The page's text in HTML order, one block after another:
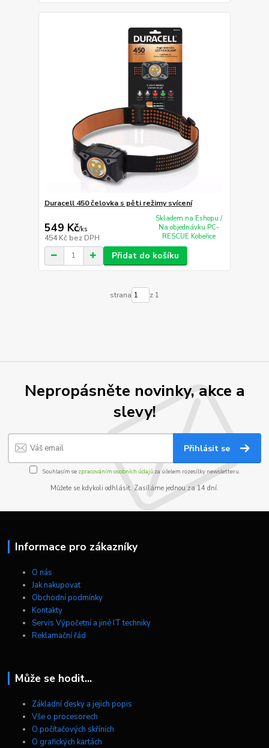
Duracell 450 čelovka s pěti režimy svícení
549 Kč/ks
454 Kč bez DPH
Skladem na Eshopu /
Na objednávku PC-
RESCUE Kobeřice
Přidat do košíku
strana z 1
Nepropásněte novinky, akce a
slevy!
Přihlásit se
Souhlasím se zpracováním osobních údajůza účelem rozesílky newsletteru.
Můžete se kdykoli odhlásit. Zasíláme jednou za 14 dní.
Informace pro zákazníky
O nás
Jak nakupovat
Obchodní podmínky
Kontakty
Servis Výpočetní a jiné IT techniky
Reklamační řád
Může se hodit...
Základní desky a jejich popis
Vše o procesorech
O počítačových skříních
O grafických kartách